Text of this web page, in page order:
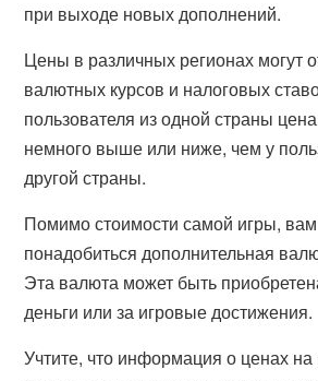
при выходе новых дополнений.
Цены в различных регионах могут
валютных курсов и налоговых
пользователя из одной страны
немного выше или ниже, чем у
другой страны.
Помимо стоимости самой игры,
понадобиться дополнительная
Эта валюта может быть
деньги или за игровые достижения.
Учтите, что информация о ценах на